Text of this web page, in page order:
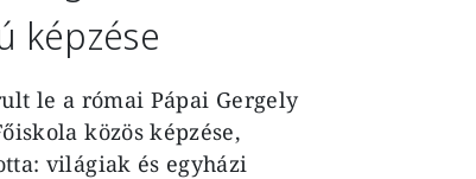
képzése
le a római Pápai Gergely
közös képzése,
világiak és egyházi